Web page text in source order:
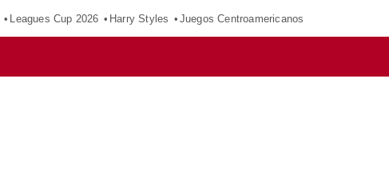
Leagues Cup 2026 Harry Styles Juegos Centroamericanos